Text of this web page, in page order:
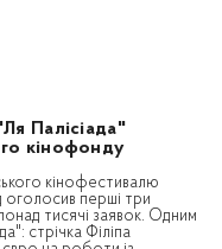
Палісіада"
кінофонду
кінофестивалю
перші три
тисячі заявок. Одним
стрічка Філіпа